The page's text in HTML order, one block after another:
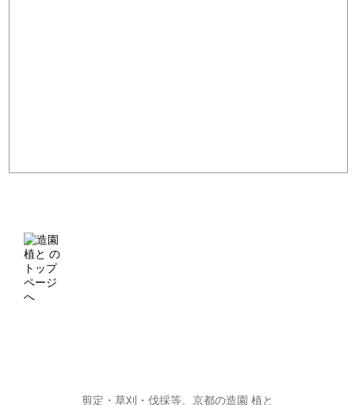
剪定・草刈・伐採等、京都の造園 植と